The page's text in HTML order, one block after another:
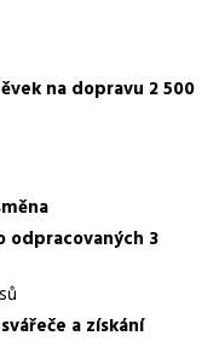
na dopravu 2 500
odpracovaných 3
a získání